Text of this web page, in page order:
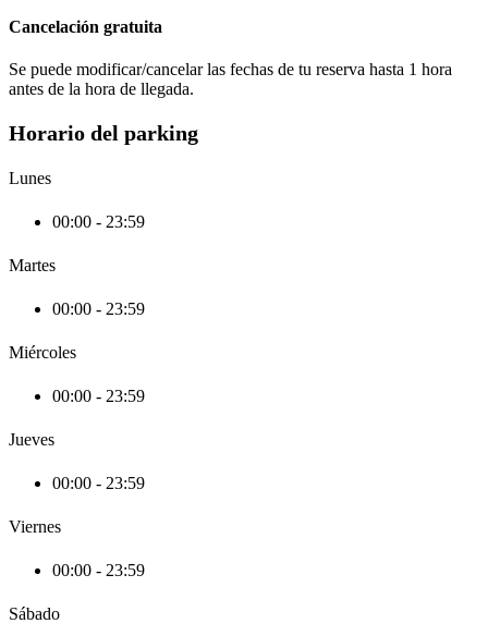
Cancelación gratuita
Se puede modificar/cancelar las fechas de tu reserva hasta 1 hora
antes de la hora de llegada.
Horario del parking
Lunes
00:00 - 23:59
Martes
00:00 - 23:59
Miércoles
00:00 - 23:59
Jueves
00:00 - 23:59
Viernes
00:00 - 23:59
Sábado